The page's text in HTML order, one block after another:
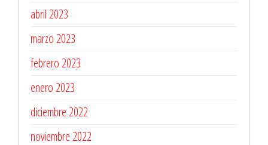
abril 2023
marzo 2023
febrero 2023
enero 2023
diciembre 2022
noviembre 2022